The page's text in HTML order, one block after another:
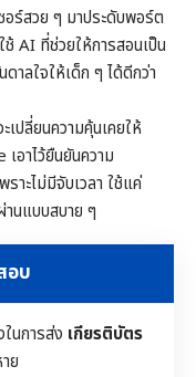
อร์สวย ๆ มาประดับพอร์ต
AI ที่ช่วยให้การสอนเป็น
าลใจให้เด็ก ๆ ได้ดีกว่า
ปลี่ยนความคุ้นเคยให้
อาไว้ยืนยันความ
าะไม่มีจับเวลา ใช้แค่
นแบบสบาย ๆ
อบ
นการส่ง เกียรติบัตร
ย